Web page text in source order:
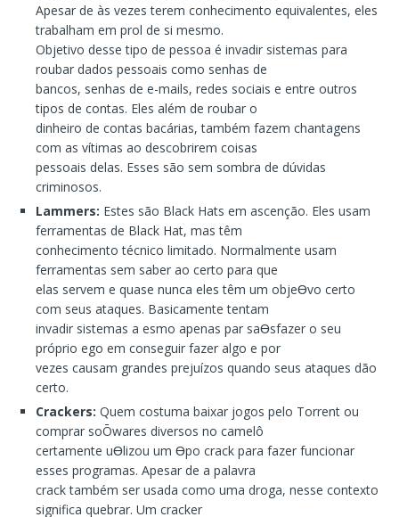
Apesar de às vezes terem conhecimento equivalentes, eles
trabalham em prol de si mesmo.
Objetivo desse tipo de pessoa é invadir sistemas para
roubar dados pessoais como senhas de
bancos, senhas de e-mails, redes sociais e entre outros
tipos de contas. Eles além de roubar o
dinheiro de contas bacárias, também fazem chantagens
com as vítimas ao descobrirem coisas
pessoais delas. Esses são sem sombra de dúvidas
criminosos.
Lammers: Estes são Black Hats em ascenção. Eles usam
ferramentas de Black Hat, mas têm
conhecimento técnico limitado. Normalmente usam
ferramentas sem saber ao certo para que
elas servem e quase nunca eles têm um objeƟvo certo
com seus ataques. Basicamente tentam
invadir sistemas a esmo apenas par saƟsfazer o seu
próprio ego em conseguir fazer algo e por
vezes causam grandes prejuízos quando seus ataques dão
certo.
Crackers: Quem costuma baixar jogos pelo Torrent ou
comprar soŌwares diversos no camelô
certamente uƟlizou um Ɵpo crack para fazer funcionar
esses programas. Apesar de a palavra
crack também ser usada como uma droga, nesse contexto
significa quebrar. Um cracker